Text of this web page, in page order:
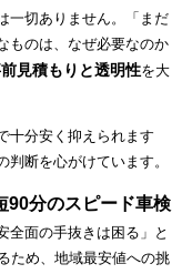
一切ありません。「まだ
ものは、なぜ必要なのか
見積もりと透明性を大
十分安く抑えられます
断を心がけています。
90分のスピード車検
全面の手抜きは困る」と
ため、地域最安値への挑